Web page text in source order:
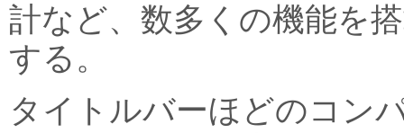
計など、数多くの機能を
する。
タイトルバーほどのコン